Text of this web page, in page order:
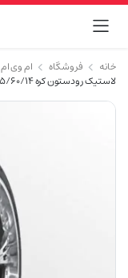
خانه فروشگاه ام وی ام
لاستیک رودستون کره 185/60/14 مدل CP672